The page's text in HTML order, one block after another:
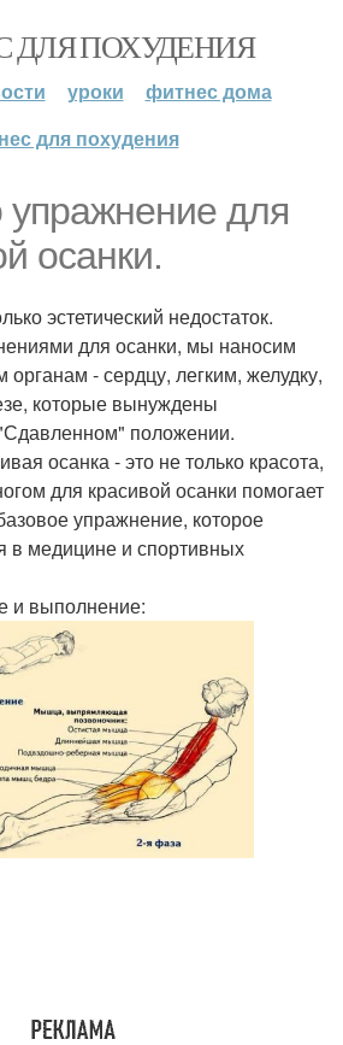
ДЛЯ ПОХУДЕНИЯ
уроки
фитнес дома
для похудения
упражнение для
осанки.
эстетический недостаток.
для осанки, мы наносим
- сердцу, легким, желудку,
которые вынуждены
положении.
осанка - это не только красота,
для красивой осанки помогает
упражнение, которое
в медицине и спортивных
и выполнение: